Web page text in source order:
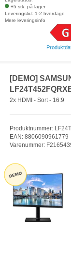
+5 stk. på lager
Leveringstid: 1-2 hverdage
Mere leveringsinfo
[DEMO]
2x HDMI - Sort - 16:9
Produktnummer:
EAN: 8806090961779
Varenummer: